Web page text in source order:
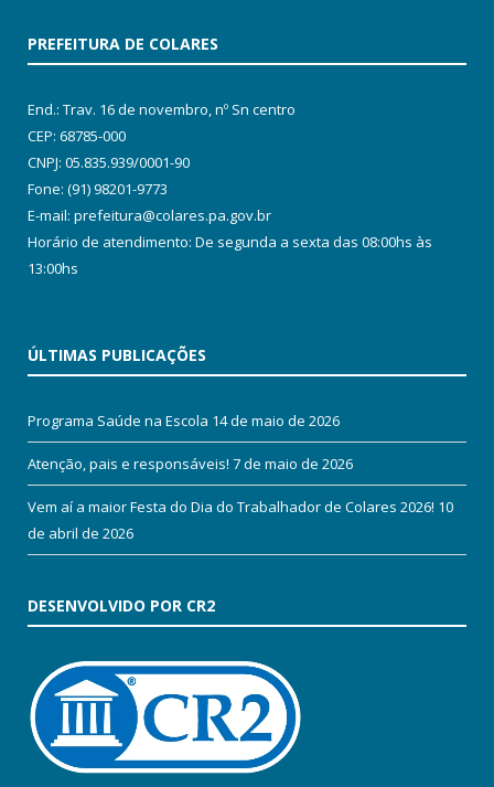
PREFEITURA DE COLARES
End.: Trav. 16 de novembro, nº Sn centro
CEP: 68785-000
CNPJ: 05.835.939/0001-90
Fone: (91) 98201-9773
E-mail: prefeitura@colares.pa.gov.br
Horário de atendimento: De segunda a sexta das 08:00hs às
13:00hs
ÚLTIMAS PUBLICAÇÕES
Programa Saúde na Escola 14 de maio de 2026
Atenção, pais e responsáveis! 7 de maio de 2026
Vem aí a maior Festa do Dia do Trabalhador de Colares 2026! 10
de abril de 2026
DESENVOLVIDO POR CR2